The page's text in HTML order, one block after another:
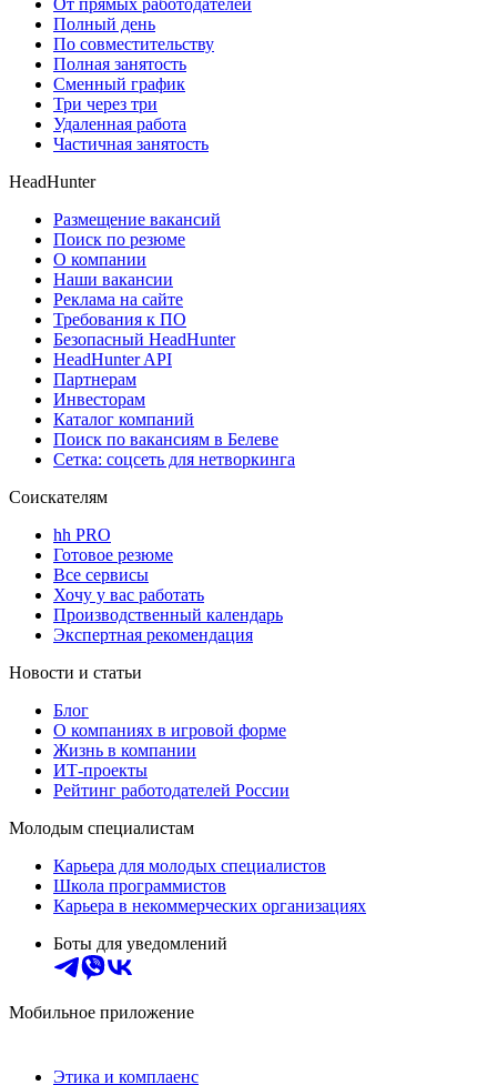
От прямых работодателей
Полный день
По совместительству
Полная занятость
Сменный график
Три через три
Удаленная работа
Частичная занятость
HeadHunter
Размещение вакансий
Поиск по резюме
О компании
Наши вакансии
Реклама на сайте
Требования к ПО
Безопасный HeadHunter
HeadHunter API
Партнерам
Инвесторам
Каталог компаний
Поиск по вакансиям в Белеве
Сетка: соцсеть для нетворкинга
Соискателям
hh PRO
Готовое резюме
Все сервисы
Хочу у вас работать
Производственный календарь
Экспертная рекомендация
Новости и статьи
Блог
О компаниях в игровой форме
Жизнь в компании
ИТ-проекты
Рейтинг работодателей России
Молодым специалистам
Карьера для молодых специалистов
Школа программистов
Карьера в некоммерческих организациях
Боты для уведомлений
Мобильное приложение
Этика и комплаенс